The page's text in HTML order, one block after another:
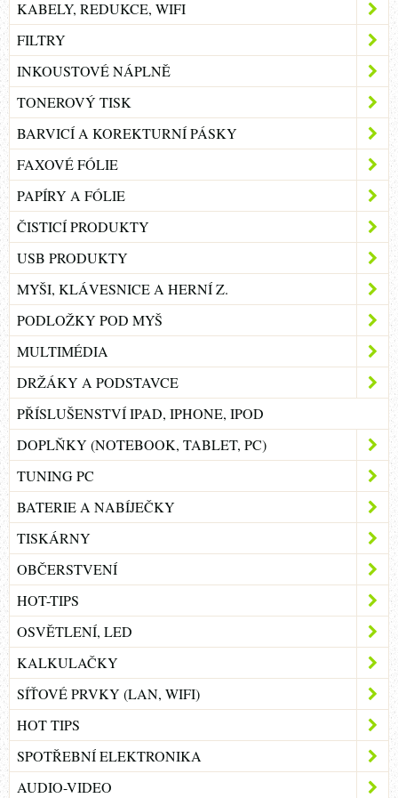
KABELY, REDUKCE, WIFI
FILTRY
INKOUSTOVÉ NÁPLNĚ
TONEROVÝ TISK
BARVICÍ A KOREKTURNÍ PÁSKY
FAXOVÉ FÓLIE
PAPÍRY A FÓLIE
ČISTICÍ PRODUKTY
USB PRODUKTY
MYŠI, KLÁVESNICE A HERNÍ Z.
PODLOŽKY POD MYŠ
MULTIMÉDIA
DRŽÁKY A PODSTAVCE
PŘÍSLUŠENSTVÍ IPAD, IPHONE, IPOD
DOPLŇKY (NOTEBOOK, TABLET, PC)
TUNING PC
BATERIE A NABÍJEČKY
TISKÁRNY
OBČERSTVENÍ
HOT-TIPS
OSVĚTLENÍ, LED
KALKULAČKY
SÍŤOVÉ PRVKY (LAN, WIFI)
HOT TIPS
SPOTŘEBNÍ ELEKTRONIKA
AUDIO-VIDEO